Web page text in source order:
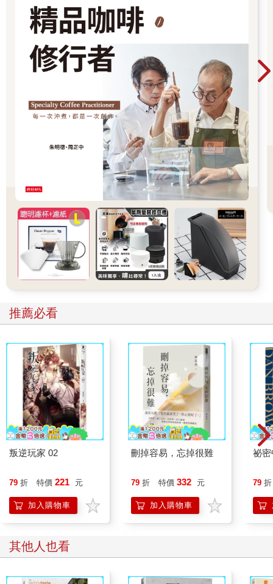
推薦必看
叛逆玩家 02
79 折 特價 221 元
加入購物車
刪掉容易，忘掉很難
79 折 特價 332 元
加入購物車
祕
79 折
其他人也看